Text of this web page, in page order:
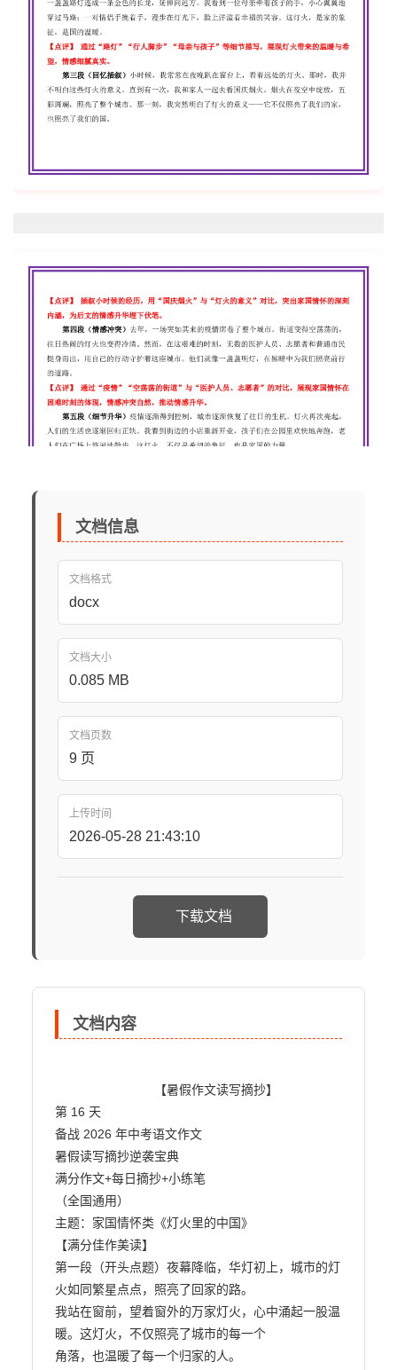
文档信息
文档格式
docx
文档大小
0.085 MB
文档页数
9 页
上传时间
2026-05-28 21:43:10
下载文档
文档内容
第 16 天
备战 2026 年中考语文作文
暑假读写摘抄逆袭宝典
满分作文+每日摘抄+小练笔
（全国通用）
主题：家国情怀类《灯火里的中国》
【满分佳作美读】
第一段（开头点题）夜幕降临，华灯初上，城市的灯
火如同繁星点点，照亮了回家的路。
我站在窗前，望着窗外的万家灯火，心中涌起一股温
暖。这灯火，不仅照亮了城市的每一个
角落，也温暖了每一个归家的人。